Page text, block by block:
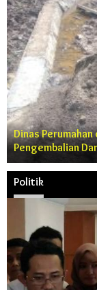
Dinas Perumahan
Pengembalian
Politik